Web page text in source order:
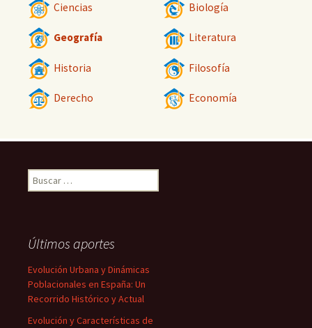
Ciencias Biología
Geografía Literatura
Historia Filosofía
Derecho Economía
Buscar:
Últimos aportes
Evolución Urbana y Dinámicas
Poblacionales en España: Un
Recorrido Histórico y Actual
Evolución y Características de